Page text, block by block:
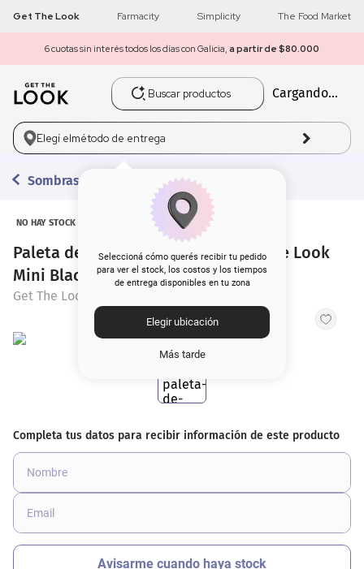
Get The Look Farmacity Simplicity The Food Market
6 cuotas sin interés todos los días con Galicia, a partir de $80.000
Buscar productos
Cargando...
Elegí elmétodo de entrega
Seleccioná cómo querés recibir tu pedido
para ver el stock, los costos y los tiempos
de entrega disponibles en tu zona
Elegir ubicación
Más tarde
Sombras
NO HAY STOCK
Paleta de Sombras para Ojos Get The Look
Mini Black 5 Colores
Get The Look
1 get the look
2 máscara pestañas
3.
5. corrector
rubor
nyx